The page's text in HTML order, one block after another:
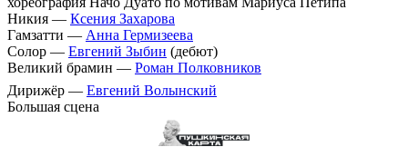
Никия — Ксения Захарова
Гамзатти — Анна Гермизеева
Солор — Евгений Зыбин (дебют)
Великий брамин — Роман Полковников
Дирижёр — Евгений Волынский
Большая сцена